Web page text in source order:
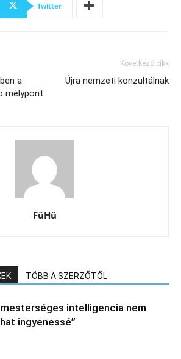
Twitter
a
mélypont
Következő cikk
Újra nemzeti konzultálnak
FüHü
TÖBB A SZERZŐTŐL
mesterséges intelligencia nem
ingyenessé”